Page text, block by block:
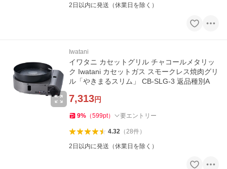
2日以内に発送（休業日を除く）
Iwatani
イワタニ カセットグリル チャコールメタリッ
ク Iwatani カセットガス スモークレス焼肉グリ
ル「やきまるスリム」 CB-SLG-3 返品種別A
7,313円
9% （599pt） 要エントリー
4.32（28件）
2日以内に発送（休業日を除く）